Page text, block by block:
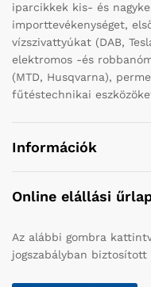
iparcikkek kis- és
importtevékenységet,
vízszivattyúkat (DAB,
elektromos -és
(MTD, Husqvarna),
fűtéstechnikai
Információk
Online elállási
Az alábbi gombra
jogszabályban biztosított